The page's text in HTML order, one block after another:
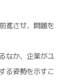
進させ、問題を
なか、企業がユ
る姿勢を示すこ